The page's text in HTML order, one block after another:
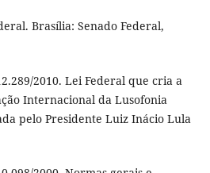
Brasília: Senado Federal,
2010. Lei Federal que cria a
Internacional da Lusofonia
pelo Presidente Luiz Inácio Lula